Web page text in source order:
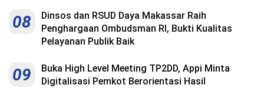
08
Dinsos dan RSUD Daya Makassar Raih
Penghargaan Ombudsman RI, Bukti Kualitas
Pelayanan Publik Baik
09
Buka High Level Meeting TP2DD, Appi Minta
Digitalisasi Pemkot Berorientasi Hasil